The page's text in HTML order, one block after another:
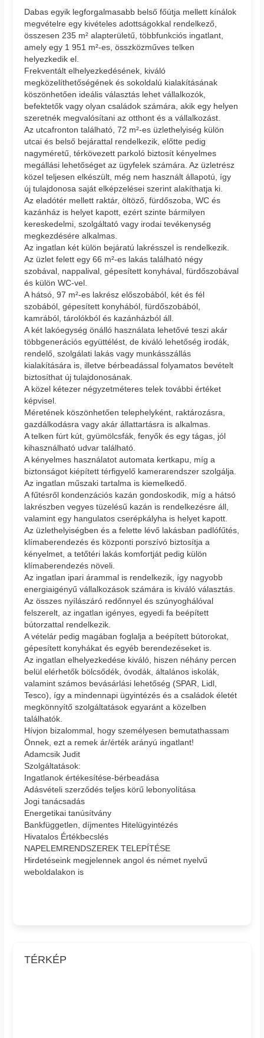
Dabas egyik legforgalmasabb belső főútja mellett kínálok
megvételre egy kivételes adottságokkal rendelkező,
összesen 235 m² alapterületű, többfunkciós ingatlant,
amely egy 1 951 m²-es, összközműves telken
helyezkedik el.
Frekventált elhelyezkedésének, kiváló
megközelíthetőségének és sokoldalú kialakításának
köszönhetően ideális választás lehet vállalkozók,
befektetők vagy olyan családok számára, akik egy helyen
szeretnék megvalósítani az otthont és a vállalkozást.
Az utcafronton található, 72 m²-es üzlethelyiség külön
utcai és belső bejárattal rendelkezik, előtte pedig
nagyméretű, térkövezett parkoló biztosít kényelmes
megállási lehetőséget az ügyfelek számára. Az üzletrész
közel teljesen elkészült, még nem használt állapotú, így
új tulajdonosa saját elképzelései szerint alakíthatja ki.
Az eladótér mellett raktár, öltöző, fürdőszoba, WC és
kazánház is helyet kapott, ezért szinte bármilyen
kereskedelmi, szolgáltató vagy irodai tevékenység
megkezdésére alkalmas.
Az ingatlan két külön bejáratú lakrésszel is rendelkezik.
Az üzlet felett egy 66 m²-es lakás található négy
szobával, nappalival, gépesített konyhával, fürdőszobával
és külön WC-vel.
A hátsó, 97 m²-es lakrész előszobából, két és fél
szobából, gépesített konyhából, fürdőszobából,
kamrából, tárolókból és kazánházból áll.
A két lakóegység önálló használata lehetővé teszi akár
többgenerációs együttélést, de kiváló lehetőség irodák,
rendelő, szolgálati lakás vagy munkásszállás
kialakítására is, illetve bérbeadással folyamatos bevételt
biztosíthat új tulajdonosának.
A közel kétezer négyzetméteres telek további értéket
képvisel.
Méretének köszönhetően telephelyként, raktározásra,
gazdálkodásra vagy akár állattartásra is alkalmas.
A telken fúrt kút, gyümölcsfák, fenyők és egy tágas, jól
kihasználható udvar található.
A kényelmes használatot automata kertkapu, míg a
biztonságot kiépített térfigyelő kamerarendszer szolgálja.
Az ingatlan műszaki tartalma is kiemelkedő.
A fűtésről kondenzációs kazán gondoskodik, míg a hátsó
lakrészben vegyes tüzelésű kazán is rendelkezésre áll,
valamint egy hangulatos cserépkályha is helyet kapott.
Az üzlethelyiségben és a felette lévő lakásban padlófűtés,
klímaberendezés és központi porszívó biztosítja a
kényelmet, a tetőtéri lakás komfortját pedig külön
klímaberendezés növeli.
Az ingatlan ipari árammal is rendelkezik, így nagyobb
energiaigényű vállalkozások számára is kiváló választás.
Az összes nyílászáró redőnnyel és szúnyoghálóval
felszerelt, az ingatlan igényes, egyedi fa beépített
bútorzattal rendelkezik.
A vételár pedig magában foglalja a beépített bútorokat,
gépesített konyhákat és egyéb berendezéseket is.
Az ingatlan elhelyezkedése kiváló, hiszen néhány percen
belül elérhetők bölcsődék, óvodák, általános iskolák,
valamint számos bevásárlási lehetőség (SPAR, Lidl,
Tesco), így a mindennapi ügyintézés és a családok életét
megkönnyítő szolgáltatások egyaránt a közelben
találhatók.
Hívjon bizalommal, hogy személyesen bemutathassam
Önnek, ezt a remek ár/érték arányú ingatlant!
Adamcsik Judit
Szolgáltatások:
Ingatlanok értékesítése-bérbeadása
Adásvételi szerződés teljes körű lebonyolítása
Jogi tanácsadás
Energetikai tanúsítvány
Bankfüggetlen, díjmentes Hitelügyintézés
Hivatalos Értékbecslés
NAPELEMRENDSZEREK TELEPÍTÉSE
Hirdetéseink megjelennek angol és német nyelvű
weboldalakon is
TÉRKÉP